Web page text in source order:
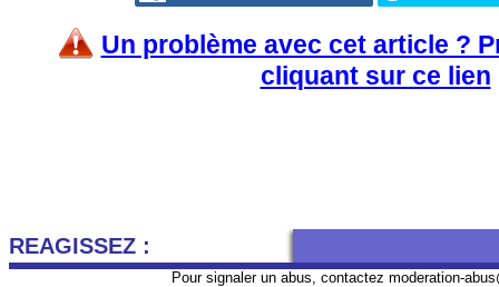
Un problème avec cet article ?
cliquant sur ce lien
REAGISSEZ :
Pour signaler un abus, contactez moderation-